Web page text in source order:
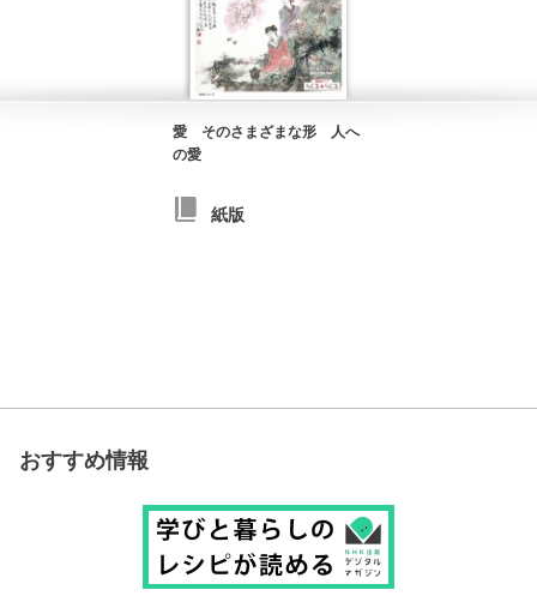
愛 そのさまざまな形 人へ
の愛
紙版
おすすめ情報